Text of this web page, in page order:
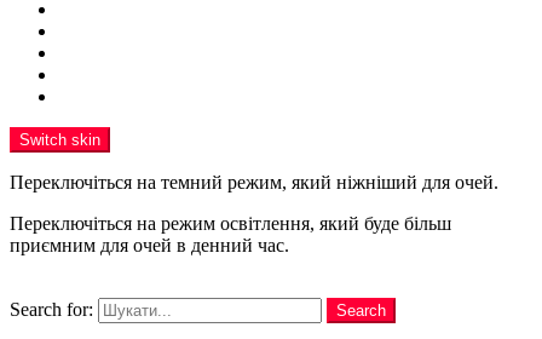
Switch skin
Переключіться на темний режим, який ніжніший для очей.
Переключіться на режим освітлення, який буде більш
приємним для очей в денний час.
Search for:
Search